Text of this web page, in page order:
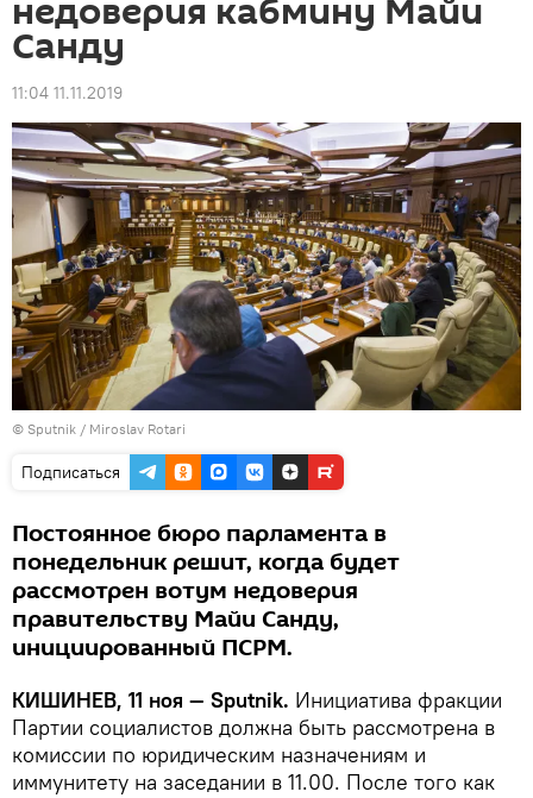
недоверия кабмину Майи
Санду
11:04 11.11.2019
© Sputnik / Miroslav Rotari
Подписаться
Постоянное бюро парламента в
понедельник решит, когда будет
рассмотрен вотум недоверия
правительству Майи Санду,
инициированный ПСРМ.
КИШИНЕВ, 11 ноя — Sputnik. Инициатива фракции
Партии социалистов должна быть рассмотрена в
комиссии по юридическим назначениям и
иммунитету на заседании в 11.00. После того как